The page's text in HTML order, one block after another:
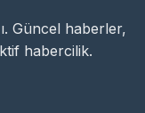
Güncel haberler,
habercilik.